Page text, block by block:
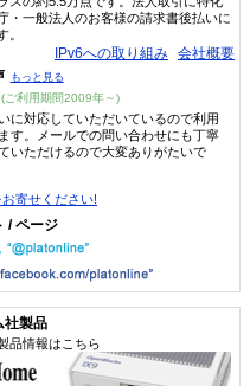
・一般法人のお客様の請求書後払いに
。
IPv6への取り組み 会社概要
もっと見る
(ご利用期間2009年～)
に対応していただいているので利用
す。メールでの問い合わせにも丁寧
いただけるので大変ありがたいで
寄せください!
/ ページ
社製品
品情報はこちら